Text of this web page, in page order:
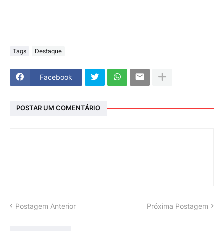
Tags Destaque
Facebook
POSTAR UM COMENTÁRIO
Postagem Anterior Próxima Postagem